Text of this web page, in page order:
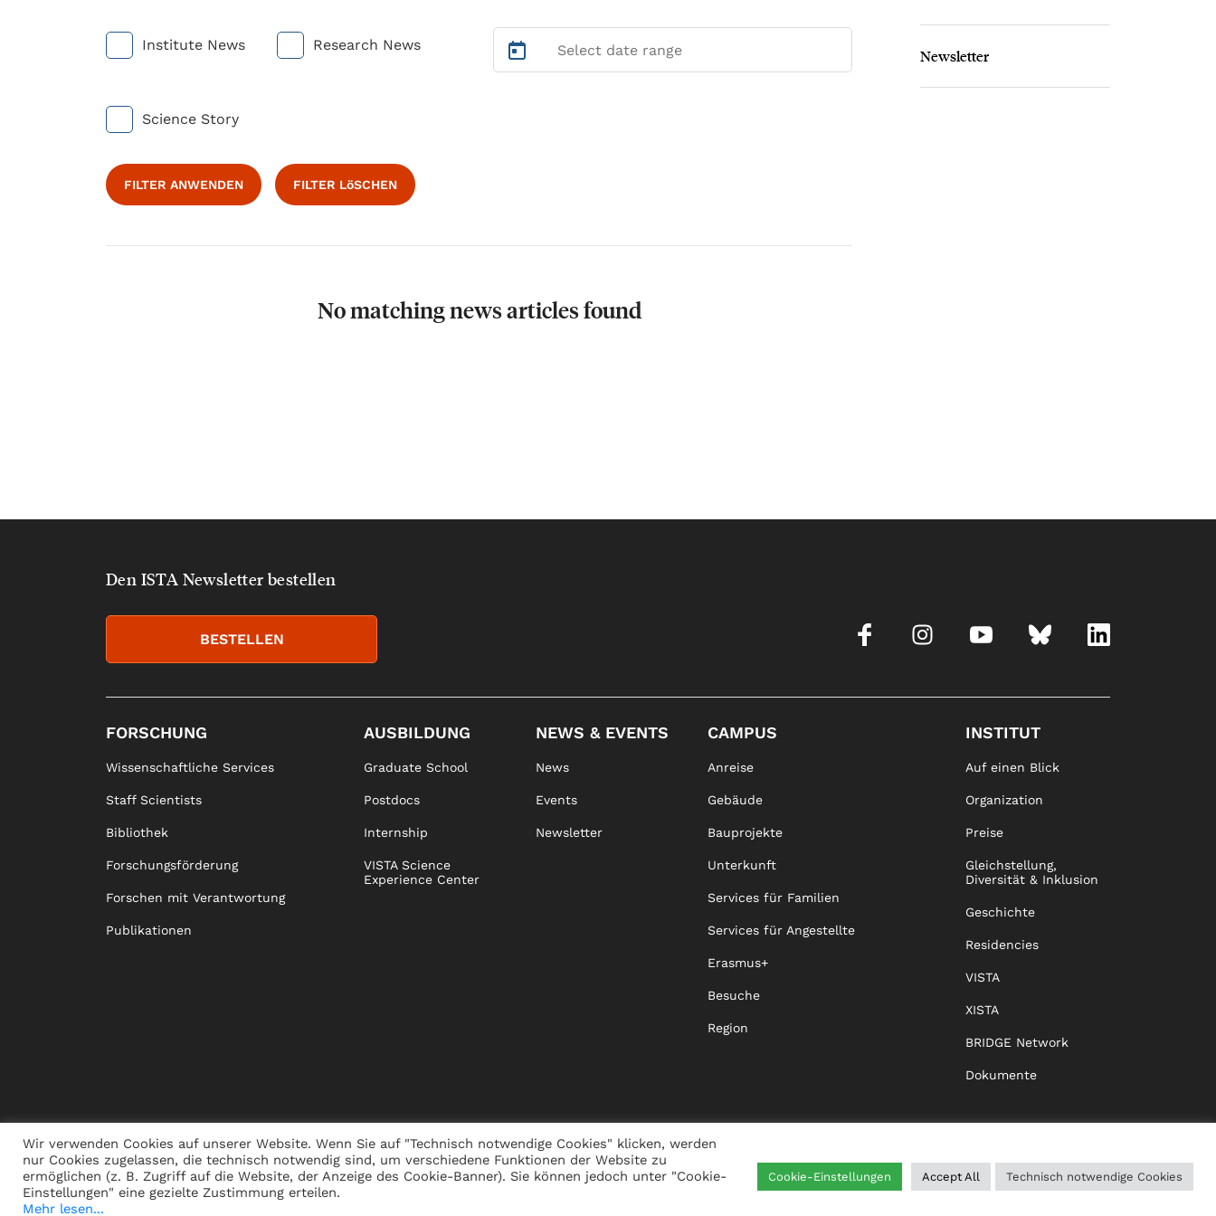
Institute News Research News
Science Story
FILTER ANWENDEN FILTER LöSCHEN
No matching news articles found
Newsletter
Den ISTA Newsletter bestellen
BESTELLEN
FORSCHUNG
Wissenschaftliche Services
Staff Scientists
Bibliothek
Forschungsförderung
Forschen mit Verantwortung
Publikationen
AUSBILDUNG
Graduate School
Postdocs
Internship
VISTA Science
Experience Center
NEWS & EVENTS
News
Events
Newsletter
CAMPUS
Anreise
Gebäude
Bauprojekte
Unterkunft
Services für Familien
Services für Angestellte
Erasmus+
Besuche
Region
INSTITUT
Auf einen Blick
Organization
Preise
Gleichstellung,
Diversität & Inklusion
Geschichte
Residencies
VISTA
XISTA
BRIDGE Network
Dokumente
PRESSE JOBS SPENDEN ALUMNI WHISTLEBLOWING HILFE IMPRESSUM DATENSCHUTZ AGB
Wir verwenden Cookies auf unserer Website. Wenn Sie auf "Technisch notwendige Cookies" klicken, werden
nur Cookies zugelassen, die technisch notwendig sind, um verschiedene Funktionen der Website zu
ermöglichen (z. B. Zugriff auf die Website, der Anzeige des Cookie-Banner). Sie können jedoch unter "Cookie-
Einstellungen" eine gezielte Zustimmung erteilen.
Mehr lesen...
Cookie-Einstellungen Accept All Technisch notwendige Cookies